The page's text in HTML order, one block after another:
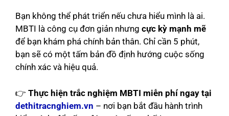
Bạn không thể phát triển nếu chưa hiểu mình là ai.
MBTI là công cụ đơn giản nhưng cực kỳ mạnh mẽ
để bạn khám phá chính bản thân. Chỉ cần 5 phút,
bạn sẽ có một tấm bản đồ định hướng cuộc sống
chính xác và hiệu quả.
👉 Thực hiện trắc nghiệm MBTI miễn phí ngay tại
dethitracnghiem.vn – nơi bạn bắt đầu hành trình